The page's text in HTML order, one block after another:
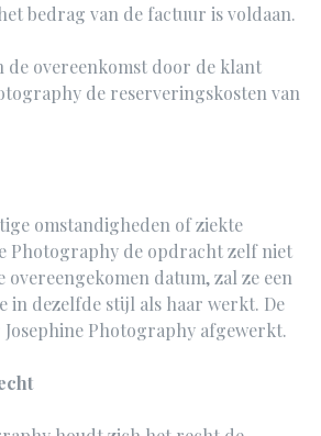
bedrag van de factuur is voldaan.
de overeenkomst door de klant
de reserveringskosten van
omstandigheden of ziekte
Photography de opdracht zelf niet
overeengekomen datum, zal ze een
in dezelfde stijl als haar werkt. De
Photography afgewerkt.